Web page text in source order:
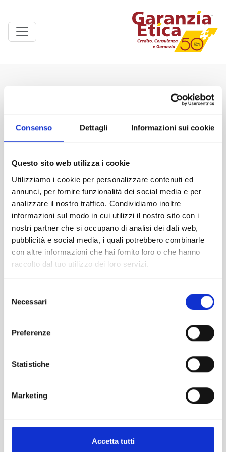
Consenso Dettagli Informazioni sui cookie
Questo sito web utilizza i cookie
Utilizziamo i cookie per personalizzare contenuti ed
annunci, per fornire funzionalità dei social media e per
analizzare il nostro traffico. Condividiamo inoltre
informazioni sul modo in cui utilizzi il nostro sito con i
nostri partner che si occupano di analisi dei dati web,
pubblicità e social media, i quali potrebbero combinarle
con altre informazioni che hai fornito loro o che hanno
raccolto dal tuo utilizzo dei loro servizi.
delNecessari
Preferenze
Statistiche
Marketing
Accetta tutti
Linkedin
Facebook
INDIRIZZO
Via Nervi 18 - Z.I. Casic est
09067 Elmas (CA)
N. Verde 800 899 200
Tel. 070.2113201
segreteria@garanziaetica.it
PAGINE
Imprese e Professionisti
News
Reclami
CALENDARIO 2026